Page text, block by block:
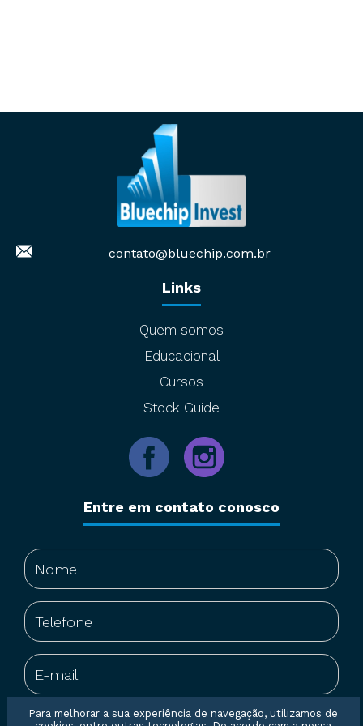
contato@bluechip.com.br
Links
Quem somos
Educacional
Cursos
Stock Guide
Entre em contato conosco
Para melhorar a sua experiência de navegação, utilizamos de